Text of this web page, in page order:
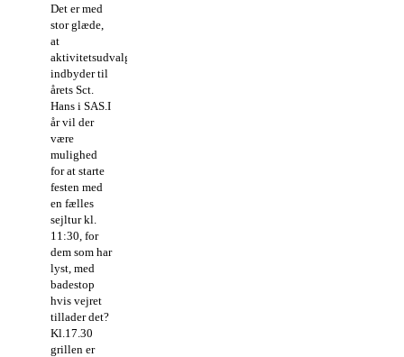
Det er med
stor glæde,
at
aktivitetsudvalget
indbyder til
årets Sct.
Hans i SAS. I
år vil der
være
mulighed
for at starte
festen med
en fælles
sejltur kl.
11:30, for
dem som har
lyst, med
badestop
hvis vejret
tillader det?
Kl.17.30
grillen er